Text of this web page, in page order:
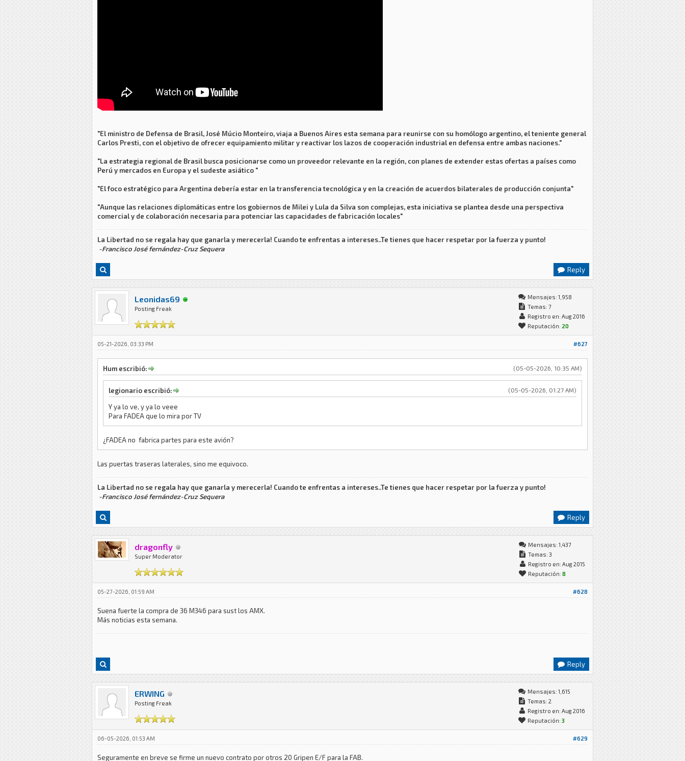
"El ministro de Defensa de Brasil, José Múcio Monteiro, viaja a Buenos Aires esta semana para reunirse con su homólogo argentino, el teniente general
Carlos Presti, con el objetivo de ofrecer equipamiento militar y reactivar los lazos de cooperación industrial en defensa entre ambas naciones."
"La estrategia regional de Brasil busca posicionarse como un proveedor relevante en la región, con planes de extender estas ofertas a países como
Perú y mercados en Europa y el sudeste asiático "
"El foco estratégico para Argentina debería estar en la transferencia tecnológica y en la creación de acuerdos bilaterales de producción conjunta"
"Aunque las relaciones diplomáticas entre los gobiernos de Milei y Lula da Silva son complejas, esta iniciativa se plantea desde una perspectiva
comercial y de colaboración necesaria para potenciar las capacidades de fabricación locales"
La Libertad no se regala hay que ganarla y merecerla! Cuando te enfrentas a intereses..Te tienes que hacer respetar por la fuerza y punto!
-Francisco José fernández-Cruz Sequera
Reply
Leonidas69
Posting Freak
Mensajes: 1,958
Temas: 7
Registro en: Aug 2016
Reputación: 20
#627
05-21-2026, 03:33 PM
(05-05-2026, 10:35 AM)
Hum escribió:
(05-05-2026, 01:27 AM)
legionario escribió:
Y ya lo ve, y ya lo veee
Para FADEA que lo mira por TV
¿FADEA no fabrica partes para este avión?
Las puertas traseras laterales, sino me equivoco.
La Libertad no se regala hay que ganarla y merecerla! Cuando te enfrentas a intereses..Te tienes que hacer respetar por la fuerza y punto!
-Francisco José fernández-Cruz Sequera
Reply
dragonfly
Super Moderator
Mensajes: 1,437
Temas: 3
Registro en: Aug 2015
Reputación: 8
#628
05-27-2026, 01:59 AM
Suena fuerte la compra de 36 M346 para sust los AMX.
Más noticias esta semana.
Reply
ERWING
Posting Freak
Mensajes: 1,615
Temas: 2
Registro en: Aug 2016
Reputación: 3
#629
06-05-2026, 01:53 AM
Seguramente en breve se firme un nuevo contrato por otros 20 Gripen E/F para la FAB.